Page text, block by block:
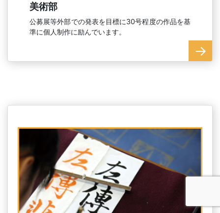
美術部
公募展等外部での発表を目標に30号程度の作品を基
準に個人制作に励んでいます。